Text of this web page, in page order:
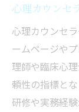
心理カウンセ
心理カウンセ
ームページや
理師や臨床心
頼性の指標と
研修や実務経